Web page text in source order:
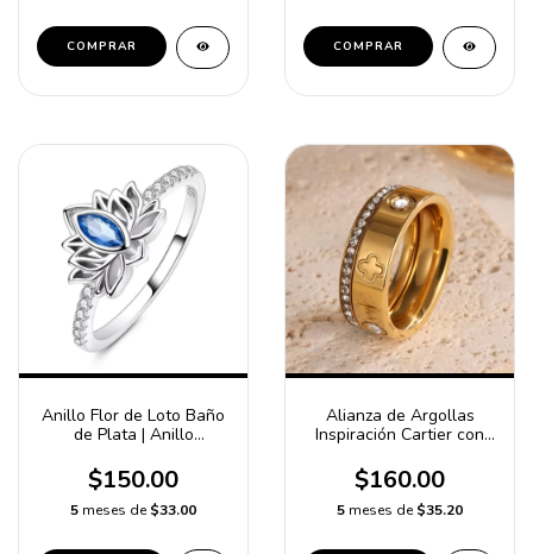
COMPRAR COMPRAR
Anillo Flor de Loto Baño
de Plata | Anillo
Espiritual para Mujer
$150.00
5 meses de$33.00
Alianza de Argollas
Inspiración Cartier con
Blancos | Anillos
Elegantes
$160.00
5 meses de$35.20